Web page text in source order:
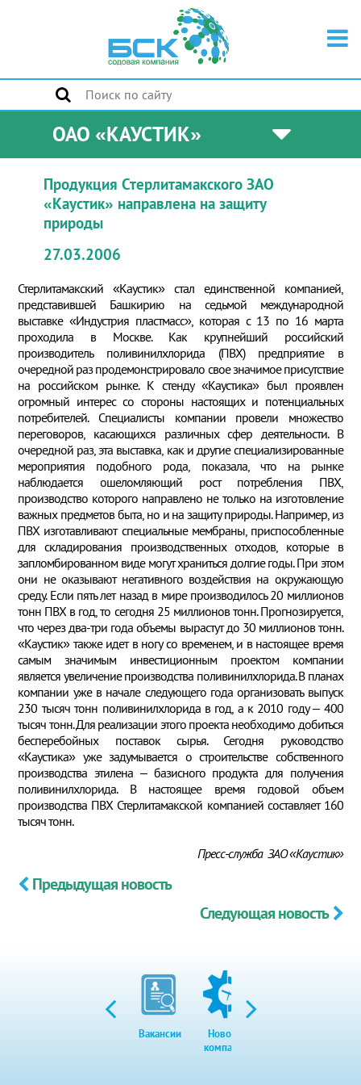
ОАО «КАУСТИК»
Продукция Стерлитамакского ЗАО
«Каустик» направлена на защиту
природы
27.03.2006
Стерлитамакский «Каустик» стал единственной компанией,
представившей Башкирию на седьмой международной
выставке «Индустрия пластмасс», которая с 13 по 16 марта
проходила в Москве. Как крупнейший российский
производитель поливинилхлорида (ПВХ) предприятие в
очередной раз продемонстрировало свое значимое присутствие
на российском рынке. К стенду «Каустика» был проявлен
огромный интерес со стороны настоящих и потенциальных
потребителей. Специалисты компании провели множество
переговоров, касающихся различных сфер деятельности. В
очередной раз, эта выставка, как и другие специализированные
мероприятия подобного рода, показала, что на рынке
наблюдается ошеломляющий рост потребления ПВХ,
производство которого направлено не только на изготовление
важных предметов быта, но и на защиту природы. Например, из
ПВХ изготавливают специальные мембраны, приспособленные
для складирования производственных отходов, которые в
запломбированном виде могут храниться долгие годы. При этом
они не оказывают негативного воздействия на окружающую
среду. Если пять лет назад в мире производилось 20 миллионов
тонн ПВХ в год, то сегодня 25 миллионов тонн. Прогнозируется,
что через два-три года объемы вырастут до 30 миллионов тонн.
«Каустик» также идет в ногу со временем, и в настоящее время
самым значимым инвестиционным проектом компании
является увеличение производства поливинилхлорида. В планах
компании уже в начале следующего года организовать выпуск
230 тысяч тонн поливинилхлорида в год, а к 2010 году – 400
тысяч тонн. Для реализации этого проекта необходимо добиться
бесперебойных поставок сырья. Сегодня руководство
«Каустика» уже задумывается о строительстве собственного
производства этилена – базисного продукта для получения
поливинилхлорида. В настоящее время годовой объем
производства ПВХ Стерлитамакской компанией составляет 160
тысяч тонн.
Пресс-служба ЗАО «Каустик»
Предыдущая новость
Следующая новость
Вакансии
Новости
компании